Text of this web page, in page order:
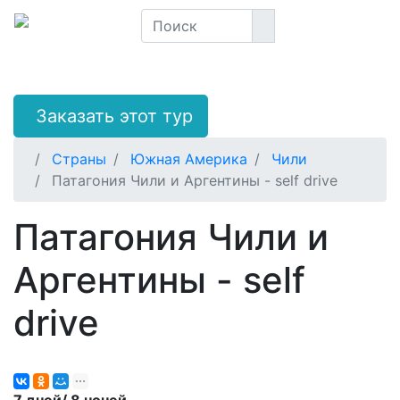
Заказать этот тур
Страны Южная Америка
Чили
Патагония Чили и Аргентины - self drive
Патагония Чили и
Аргентины - self
drive